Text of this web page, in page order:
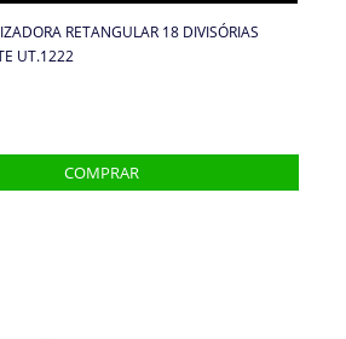
RETANGULAR 18 DIVISÓRIAS
UT.1222